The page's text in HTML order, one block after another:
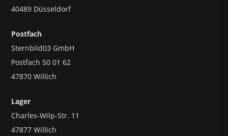
40489 Düsseldorf
Postfach
Sternbild03 GmbH
Postfach 50 01 62
47870 Willich
Lager
Charles-Wilp-Str. 11
47877 Willich